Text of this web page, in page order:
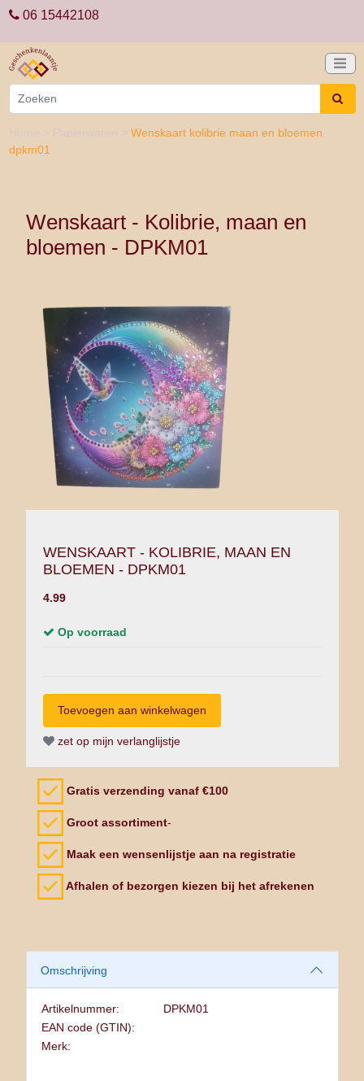
06 15442108
Wenskaart kolibrie maan en bloemen
dpkm01
Wenskaart - Kolibrie, maan en
bloemen - DPKM01
WENSKAART - KOLIBRIE, MAAN EN
BLOEMEN - DPKM01
4.99
Op voorraad
zet op mijn verlanglijstje
Gratis verzending vanaf €100
Groot assortiment-
Maak een wensenlijstje aan na registratie
Afhalen of bezorgen kiezen bij het afrekenen
Omschrijving
Artikelnummer:
DPKM01
EAN code (GTIN):
Merk: